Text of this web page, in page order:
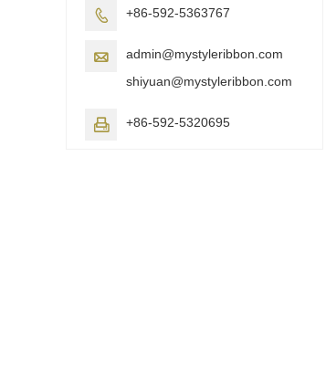
 +86-592-5363767

admin@mystyleribbon.com
shiyuan@mystyleribbon.com
 +86-592-5320695